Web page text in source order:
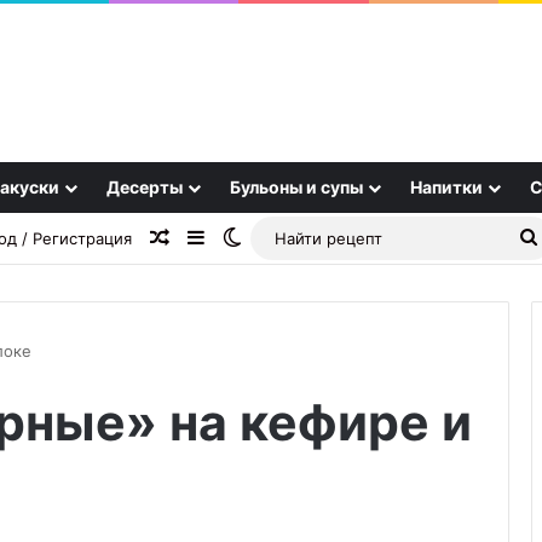
Десерты Бульоны и супы Напитки
/ Регистрация Случайная статья
SidebarSwitch skin
на кефире и
Тесто
для